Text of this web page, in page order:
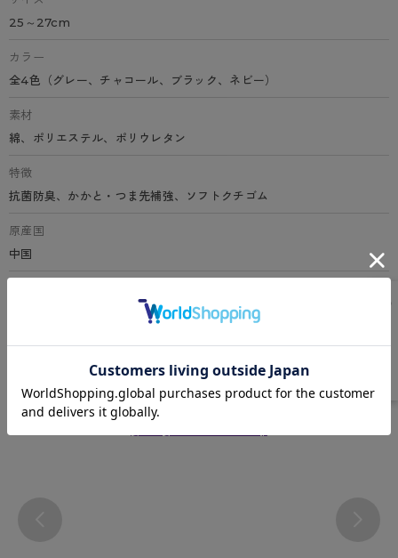
25～27cm
カラー
全4色（グレー、チャコール、ブラック、ネビー）
素材
綿、ポリエステル、ポリウレタン
特徴
抗菌防臭、かかと・つま先補強、ソフトクチゴム
原産国
中国
洗濯表示について よくある質問(FAQ)
Instagram